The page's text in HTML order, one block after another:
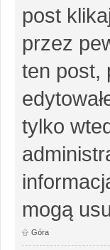
post
przez
ten post,
tylko
mogą
Góra